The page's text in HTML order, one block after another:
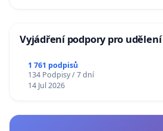
Vyjádření podpory pro
1 761 podpisů
134 Podpisy / 7 dní
14 Jul 2026